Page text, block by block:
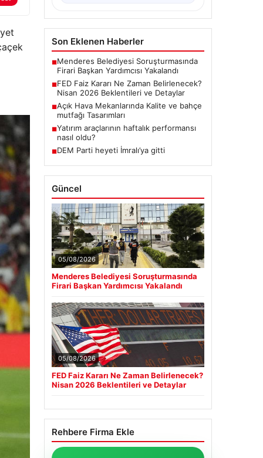
Son Eklenen Haberler
■Menderes Belediyesi Soruşturmasında
Firari Başkan Yardımcısı Yakalandı
■FED Faiz Kararı Ne Zaman Belirlenecek?
Nisan 2026 Beklentileri ve Detaylar
■Açık Hava Mekanlarında Kalite ve bahçe
mutfağı Tasarımları
■Yatırım araçlarının haftalık performansı
nasıl oldu?
■DEM Parti heyeti İmralı’ya gitti
Güncel
05/08/2026
Menderes Belediyesi Soruşturmasında
Firari Başkan Yardımcısı Yakalandı
05/08/2026
FED Faiz Kararı Ne Zaman Belirlenecek?
Nisan 2026 Beklentileri ve Detaylar
Rehbere Firma Ekle